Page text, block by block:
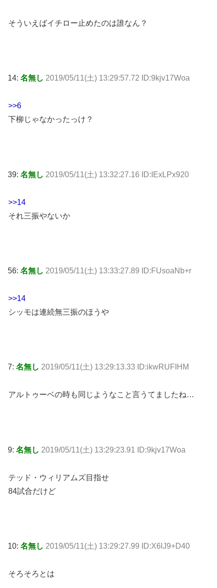
そういえばイチロー止めたのは誰なん？
14: 名無し 2019/05/11(土) 13:29:57.72 ID:9kjv17Woa
>>6
下柳じゃなかったっけ？
39: 名無し 2019/05/11(土) 13:32:27.16 ID:IExLPx920
>>14
それ三振やないか
56: 名無し 2019/05/11(土) 13:33:27.89 ID:FUsoaNb+r
>>14
シッモは連続無三振のほうや
7: 名無し 2019/05/11(土) 13:29:13.33 ID:ikwRUFIHM
アルトゥーベの時も同じようなこと言うてましたね…
9: 名無し 2019/05/11(土) 13:29:23.91 ID:9kjv17Woa
テッド・ウィリアムズ目指せ
84試合だけど
10: 名無し 2019/05/11(土) 13:29:27.99 ID:X6lJ9+D40
そろそろとは